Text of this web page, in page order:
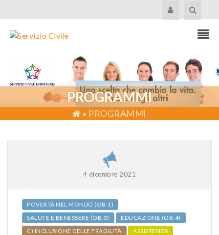
PROGRAMMI
» PROGRAMMI
4 dicembre 2021
POVERTÀ NEL MONDO (OB.1)
SALUTE E BENESSERE (OB.3)
EDUCAZIONE (OB.4)
C) INCLUSIONE DELLE FRAGILITÀ
ASSISTENZA